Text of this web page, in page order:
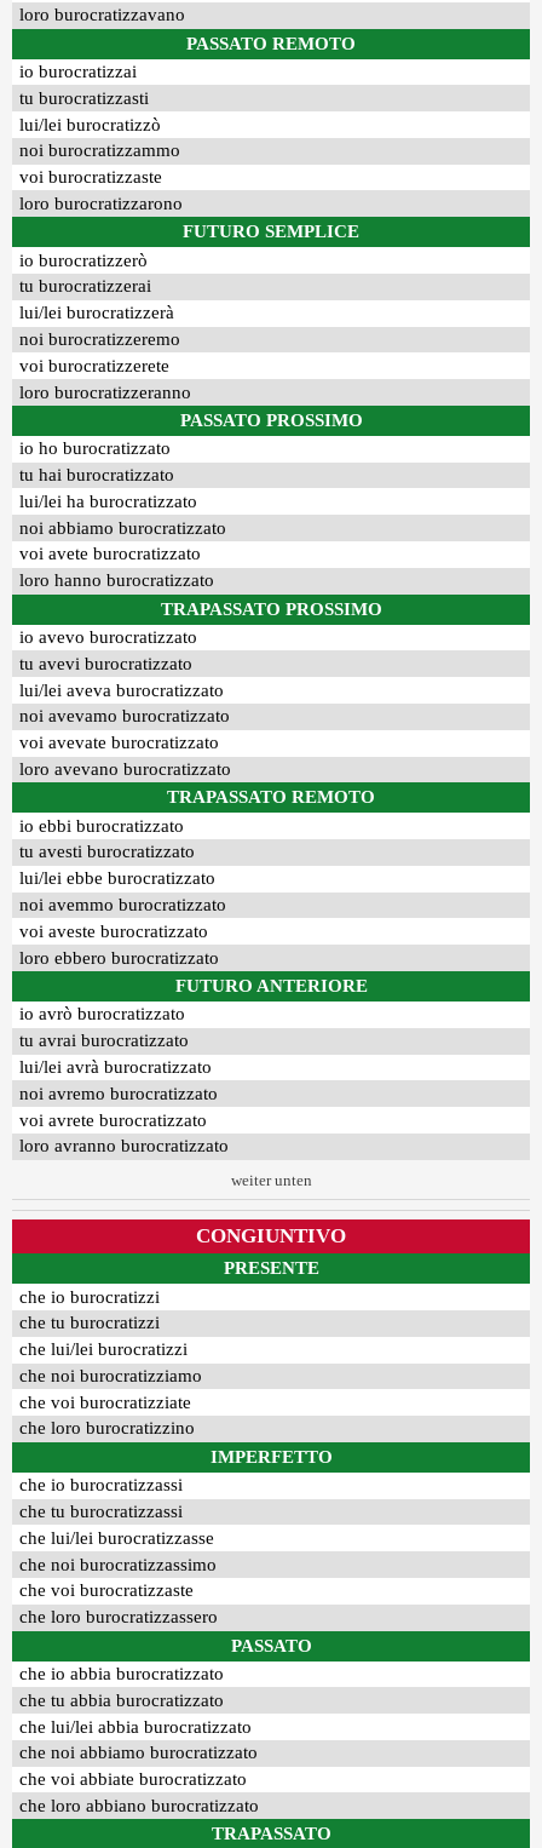
loro burocratizzavano
PASSATO REMOTO
io burocratizzai
tu burocratizzasti
lui/lei burocratizzò
noi burocratizzammo
voi burocratizzaste
loro burocratizzarono
FUTURO SEMPLICE
io burocratizzerò
tu burocratizzerai
lui/lei burocratizzerà
noi burocratizzeremo
voi burocratizzerete
loro burocratizzeranno
PASSATO PROSSIMO
io ho burocratizzato
tu hai burocratizzato
lui/lei ha burocratizzato
noi abbiamo burocratizzato
voi avete burocratizzato
loro hanno burocratizzato
TRAPASSATO PROSSIMO
io avevo burocratizzato
tu avevi burocratizzato
lui/lei aveva burocratizzato
noi avevamo burocratizzato
voi avevate burocratizzato
loro avevano burocratizzato
TRAPASSATO REMOTO
io ebbi burocratizzato
tu avesti burocratizzato
lui/lei ebbe burocratizzato
noi avemmo burocratizzato
voi aveste burocratizzato
loro ebbero burocratizzato
FUTURO ANTERIORE
io avrò burocratizzato
tu avrai burocratizzato
lui/lei avrà burocratizzato
noi avremo burocratizzato
voi avrete burocratizzato
loro avranno burocratizzato
weiter unten
CONGIUNTIVO
PRESENTE
che io burocratizzi
che tu burocratizzi
che lui/lei burocratizzi
che noi burocratizziamo
che voi burocratizziate
che loro burocratizzino
IMPERFETTO
che io burocratizzassi
che tu burocratizzassi
che lui/lei burocratizzasse
che noi burocratizzassimo
che voi burocratizzaste
che loro burocratizzassero
PASSATO
che io abbia burocratizzato
che tu abbia burocratizzato
che lui/lei abbia burocratizzato
che noi abbiamo burocratizzato
che voi abbiate burocratizzato
che loro abbiano burocratizzato
TRAPASSATO